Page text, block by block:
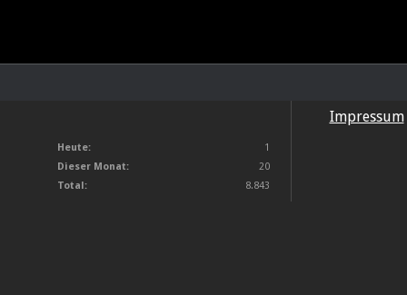
Heute:
1
Dieser Monat:
20
Total:
8.843
Impressum